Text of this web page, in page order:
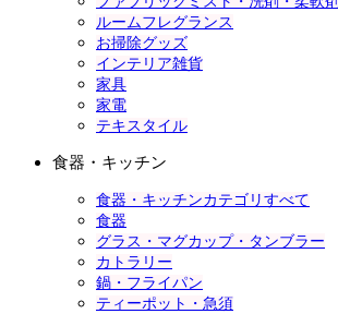
ルームフレグランス
お掃除グッズ
インテリア雑貨
家具
家電
テキスタイル
食器・キッチン
食器・キッチンカテゴリすべて
食器
グラス・マグカップ・タンブラー
カトラリー
鍋・フライパン
ティーポット・急須